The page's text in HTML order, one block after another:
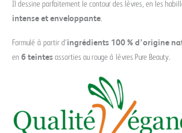
Il dessine parfaitement le contour des lèvres, en les
intense et enveloppante.
Formulé à partir d’ingrédients 100 % d’origine
en 6 teintes assorties au rouge à lèvres Pure Beauty.